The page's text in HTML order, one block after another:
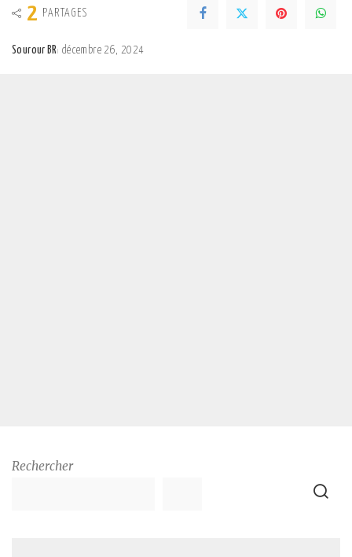
2 PARTAGES
Sourour BR décembre 26, 2024
Rechercher